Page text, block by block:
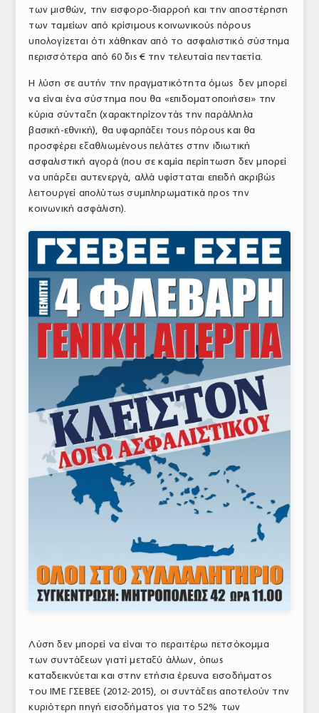
των μισθών, την εισφορο-διαρροή και την αποστέρηση
των ταμείων από κρίσιμους κοινωνικούς πόρους
υπολογίζεται ότι χάθηκαν από το ασφαλιστικό σύστημα
περισσότερα από 60 δις € την τελευταία πενταετία.
Η λύση σε αυτήν την πραγματικότητα όμως δεν μπορεί
να είναι ένα σύστημα που θα «επιδοματοποιήσει» την
κύρια σύνταξη (χαρακτηρίζοντάς την παράλληλα
βασική-εθνική), θα υφαρπάξει τους πόρους και θα
προσφέρει εξαθλιωμένους πελάτες στην ιδιωτική
ασφαλιστική αγορά (που σε καμία περίπτωση δεν μπορεί
να υπάρξει αυτενεργά, αλλά υφίσταται επειδή ακριβώς
λειτουργεί απολύτως συμπληρωματικά προς την
κοινωνική ασφάλιση).
Λύση δεν μπορεί να είναι το περαιτέρω πετσόκομμα
των συντάξεων γιατί μεταξύ άλλων, όπως
καταδεικνύεται και στην ετήσια έρευνα εισοδήματος
του ΙΜΕ ΓΣΕΒΕΕ (2012-2015), οι συντάξεις αποτελούν την
κυριότερη πηγή εισοδήματος για το 52% των